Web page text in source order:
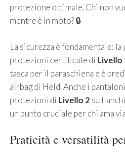
protezione ottimale. Chi non
mentre è in moto? 🔒
La sicurezza è fondamentale: la
protezioni certificate di Livello
tasca per il paraschiena e è
airbag di Held. Anche i
protezioni di Livello 2su
un punto cruciale per chi ama
Praticità e versatilità